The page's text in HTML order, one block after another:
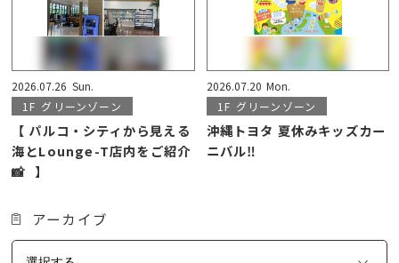
2026.07.26 Sun.
1F グリーンゾーン
【 パルコ・シティから見える
海とLounge-T店内をご紹介
📸⠀】
2026.07.20 Mon.
1F グリーンゾーン
沖縄トヨタ 夏休みキッズカー
ニバル‼️
アーカイブ